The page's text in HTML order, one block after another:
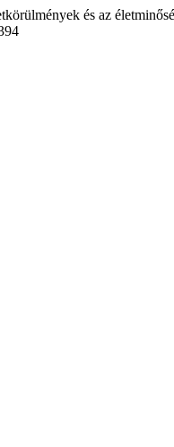
és az